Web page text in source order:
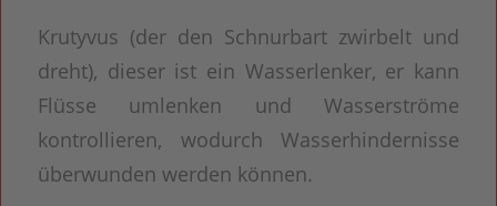
Krutyvus (der den Schnurbart zwirbelt und
dreht), dieser ist ein Wasserlenker, er kann
Flüsse umlenken und Wasserströme
kontrollieren, wodurch Wasserhindernisse
überwunden werden können.